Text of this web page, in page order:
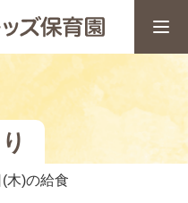
木)の給食